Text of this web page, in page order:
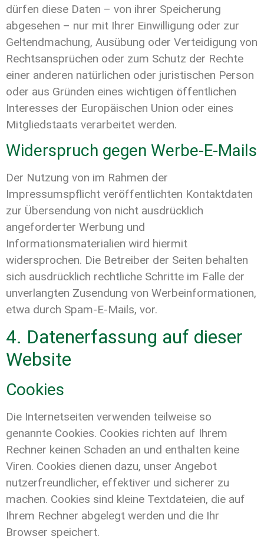
dürfen diese Daten – von ihrer Speicherung
abgesehen – nur mit Ihrer Einwilligung oder zur
Geltendmachung, Ausübung oder Verteidigung von
Rechtsansprüchen oder zum Schutz der Rechte
einer anderen natürlichen oder juristischen Person
oder aus Gründen eines wichtigen öffentlichen
Interesses der Europäischen Union oder eines
Mitgliedstaats verarbeitet werden.
Widerspruch gegen Werbe-E-Mails
Der Nutzung von im Rahmen der
Impressumspflicht veröffentlichten Kontaktdaten
zur Übersendung von nicht ausdrücklich
angeforderter Werbung und
Informationsmaterialien wird hiermit
widersprochen. Die Betreiber der Seiten behalten
sich ausdrücklich rechtliche Schritte im Falle der
unverlangten Zusendung von Werbeinformationen,
etwa durch Spam-E-Mails, vor.
4. Datenerfassung auf dieser
Website
Cookies
Die Internetseiten verwenden teilweise so
genannte Cookies. Cookies richten auf Ihrem
Rechner keinen Schaden an und enthalten keine
Viren. Cookies dienen dazu, unser Angebot
nutzerfreundlicher, effektiver und sicherer zu
machen. Cookies sind kleine Textdateien, die auf
Ihrem Rechner abgelegt werden und die Ihr
Browser speichert.